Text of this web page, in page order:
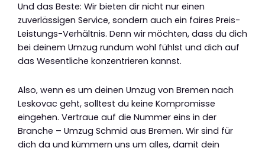
Und das Beste: Wir bieten dir nicht nur einen
zuverlässigen Service, sondern auch ein faires Preis-
Leistungs-Verhältnis. Denn wir möchten, dass du dich
bei deinem Umzug rundum wohl fühlst und dich auf
das Wesentliche konzentrieren kannst.
Also, wenn es um deinen Umzug von Bremen nach
Leskovac geht, solltest du keine Kompromisse
eingehen. Vertraue auf die Nummer eins in der
Branche – Umzug Schmid aus Bremen. Wir sind für
dich da und kümmern uns um alles, damit dein